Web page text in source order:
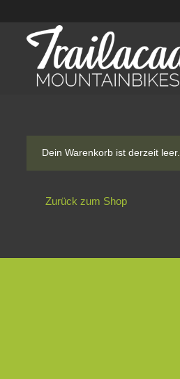
Dein Warenkorb ist derzeit leer.
Zurück zum Shop